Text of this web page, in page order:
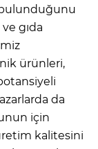
gıda
ürünleri,
da
için
kalitesini